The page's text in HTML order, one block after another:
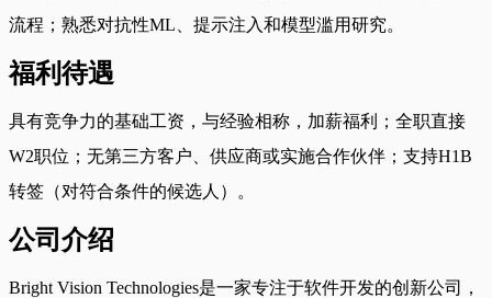
流程；熟悉对抗性ML、提示注入和模型滥用研究。
福利待遇
具有竞争力的基础工资，与经验相称，加薪福利；全职直接
W2职位；无第三方客户、供应商或实施合作伙伴；支持H1B
转签（对符合条件的候选人）。
公司介绍
Bright Vision Technologies是一家专注于软件开发的创新公司，